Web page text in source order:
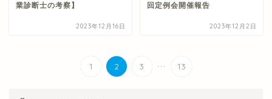
業診断士の考察】
2023年12月16日
回定例会開催報告
2023年12月2日
1 2 3 ... 13